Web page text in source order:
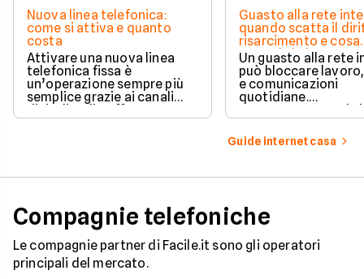
Nuova linea telefonica:
come si attiva e quanto
costa
Attivare una nuova linea
telefonica fissa è
un’operazione sempre più
semplice grazie ai canali
digitali e alle offerte
integrate con internet casa.
Guasto alla rete
quando scatta il
risarcimento e cosa
prevede la legge
Un guasto alla rete
può bloccare
e comunicazioni
quotidiane.
Fortunatamente, la
prevede strumenti
per ottenere un
risarcimento in
Guide internet casa
Compagnie telefoniche
Le compagnie partner di Facile.it sono gli operatori
principali del mercato.